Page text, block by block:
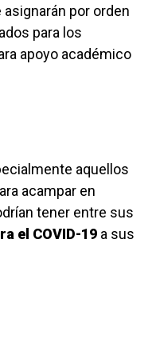
por orden
para los
apoyo académico
aquellos
acampar en
tener entre sus
el COVID-19 a sus